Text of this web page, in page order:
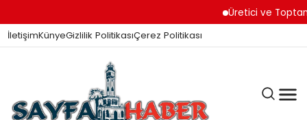
Üretici ve
İletişimKünyeGizlilik PolitikasıÇerez Politikası